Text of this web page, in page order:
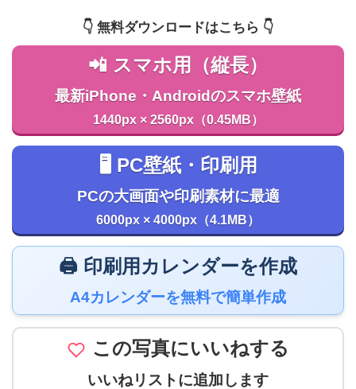
👇️ 無料ダウンロードはこちら 👇️
📲 スマホ用（縦長）
最新iPhone・Androidのスマホ壁紙
1440px × 2560px（0.45MB）
🖥️ PC壁紙・印刷用
PCの大画面や印刷素材に最適
6000px × 4000px（4.1MB）
🖨️ 印刷用カレンダーを作成
A4カレンダーを無料で簡単作成
この写真にいいねする
いいねリストに追加します